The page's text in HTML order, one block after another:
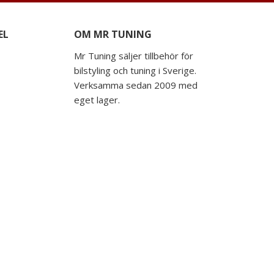
OM MR TUNING
Mr Tuning säljer tillbehör för
bilstyling och tuning i Sverige.
Verksamma sedan 2009 med
eget lager.